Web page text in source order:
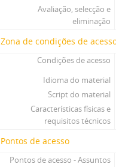
[Coleção ao nível da
[Coleção ao nível da
Avaliação, selecção e
eliminação
Zona de condições de
Condições de acesso
Idioma do material
Script do material
Características físicas e
requisitos técnicos
Pontos de acesso
Pontos de acesso - Assuntos